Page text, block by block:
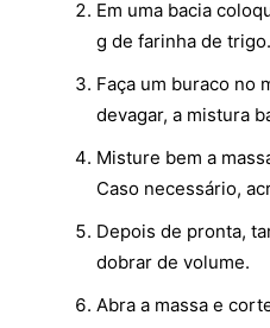
Em uma bacia
g de farinha de trigo.
Faça um buraco no
devagar, a mistura
Misture bem a
Caso necessário,
Depois de pronta,
dobrar de volume.
Abra a massa e